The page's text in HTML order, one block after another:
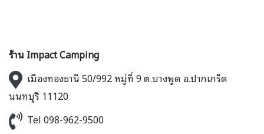
ร้าน Impact Camping
เมืองทองธานี 50/992 หมู่ที่ 9 ต.บางพูด อ.ปากเกร็ด
นนทบุรี 11120
Tel 098-962-9500